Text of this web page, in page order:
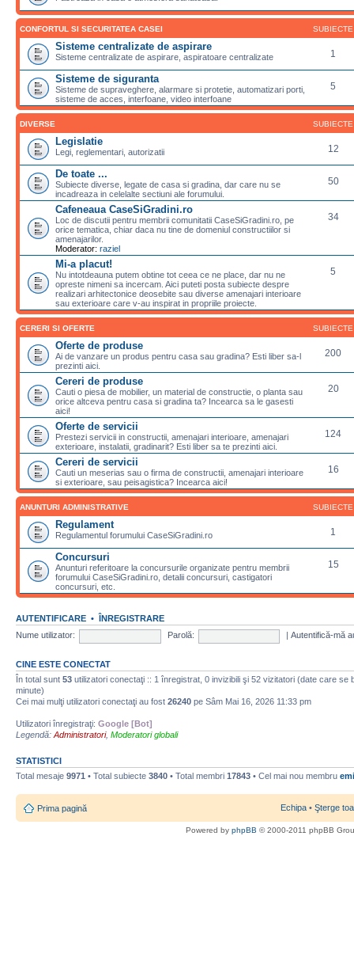
CONFORTUL SI SECURITATEA CASEI SUBIECTE
Sisteme centralizate de aspirare
Sisteme centralizate de aspirare, aspiratoare centralizate 1
Sisteme de siguranta
Sisteme de supraveghere, alarmare si protetie, automatizari porti,
sisteme de acces, interfoane, video interfoane
5
DIVERSE SUBIECTE
Legislatie
Legi, reglementari, autorizatii 12
De toate ...
Subiecte diverse, legate de casa si gradina, dar care nu se
incadreaza in celelalte sectiuni ale forumului.
50
Cafeneaua CaseSiGradini.ro
Loc de discutii pentru membrii comunitatii CaseSiGradini.ro, pe
orice tematica, chiar daca nu tine de domeniul constructiilor si
amenajarilor.
Moderator: raziel
34
Mi-a placut!
Nu intotdeauna putem obtine tot ceea ce ne place, dar nu ne
opreste nimeni sa incercam. Aici puteti posta subiecte despre
realizari arhitectonice deosebite sau diverse amenajari interioare
sau exterioare care v-au inspirat in propriile proiecte.
5
CERERI SI OFERTE SUBIECTE
Oferte de produse
Ai de vanzare un produs pentru casa sau gradina? Esti liber sa-l
prezinti aici.
200
Cereri de produse
Cauti o piesa de mobilier, un material de constructie, o planta sau
orice altceva pentru casa si gradina ta? Incearca sa le gasesti
aici!
20
Oferte de servicii
Prestezi servicii in constructii, amenajari interioare, amenajari
exterioare, instalatii, gradinarit? Esti liber sa te prezinti aici.
124
Cereri de servicii
Cauti un meserias sau o firma de constructii, amenajari interioare
si exterioare, sau peisagistica? Incearca aici!
16
ANUNTURI ADMINISTRATIVE SUBIECTE
Regulament
Regulamentul forumului CaseSiGradini.ro 1
Concursuri
Anunturi referitoare la concursurile organizate pentru membrii
forumului CaseSiGradini.ro, detalii concursuri, castigatori
concursuri, etc.
15
AUTENTIFICARE • ÎNREGISTRARE
Nume utilizator:
Parolă: Autentifică-mă
CINE ESTE CONECTAT
În total sunt 53 utilizatori conectaţi :: 1 înregistrat, 0 invizibili şi 52 vizitatori (date care se
minute)
Cei mai mulţi utilizatori conectaţi au fost 26240 pe Sâm Mai 16, 2026 11:33 pm
Utilizatori înregistraţi: Google [Bot]
Legendă: Administratori, Moderatori globali
STATISTICI
Total mesaje 9971 • Total subiecte 3840 • Total membri 17843 • Cel mai nou membru
Prima pagină Echipa • Şterge
Powered by phpBB © 2000-2011 phpBB